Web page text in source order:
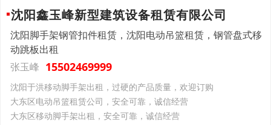
沈阳鑫玉峰新型建筑设备租赁有限公司
沈阳脚手架钢管扣件租赁，沈阳电动吊篮租赁，钢管盘式移
动跳板出租
张玉峰 15502469999
沈阳于洪移动脚手架出租，过硬的产品质量，欢迎订购
大东区电动吊篮租赁公司，安全可靠，诚信经营
大东区移动脚手架出租，安全可靠，诚信经营